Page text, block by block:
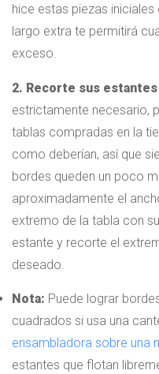
hice estas piezas
largo extra te permitirá
exceso.
2. Recorte sus
estrictamente necesario,
tablas compradas en la
como deberían, así que
bordes queden un poco
aproximadamente el
extremo de la tabla con
estante y recorte el
deseado.
Nota: Puede lograr
cuadrados si usa una
ensambladora sobre una
estantes que flotan